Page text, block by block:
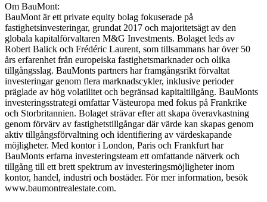
Om BauMont:
BauMont är ett private equity bolag fokuserade på
fastighetsinvesteringar, grundat 2017 och majoritetsägt av den
globala kapitalförvaltaren M&G Investments. Bolaget leds av
Robert Balick och Frédéric Laurent, som tillsammans har över 50
års erfarenhet från europeiska fastighetsmarknader och olika
tillgångsslag. BauMonts partners har framgångsrikt förvaltat
investeringar genom flera marknadscykler, inklusive perioder
präglade av hög volatilitet och begränsad kapitaltillgång. BauMonts
investeringsstrategi omfattar Västeuropa med fokus på Frankrike
och Storbritannien. Bolaget strävar efter att skapa överavkastning
genom förvärv av fastighetstillgångar där värde kan skapas genom
aktiv tillgångsförvaltning och identifiering av värdeskapande
möjligheter. Med kontor i London, Paris och Frankfurt har
BauMonts erfarna investeringsteam ett omfattande nätverk och
tillgång till ett brett spektrum av investeringsmöjligheter inom
kontor, handel, industri och bostäder. För mer information, besök
www.baumontrealestate.com.